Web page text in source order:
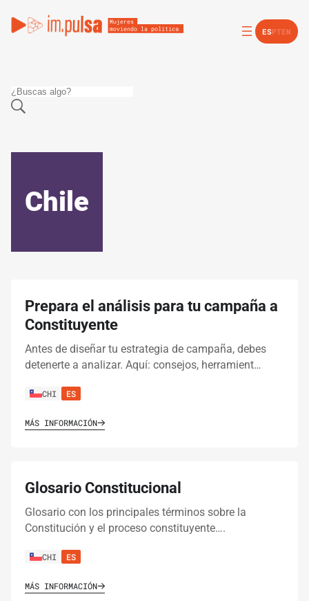
ESPTEN
Chile
Prepara el análisis para tu campaña a
Constituyente
Antes de diseñar tu estrategia de campaña, debes
detenerte a analizar. Aquí: consejos, herramient…
CHI ES
MÁS INFORMACIÓN
Glosario Constitucional
Glosario con los principales términos sobre la
Constitución y el proceso constituyente….
CHI ES
MÁS INFORMACIÓN